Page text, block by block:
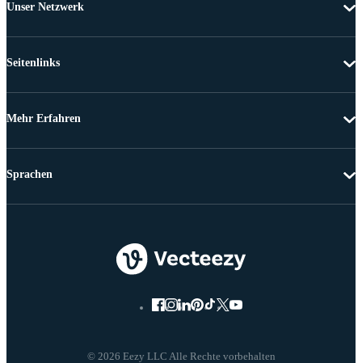
Unser Netzwerk
Seitenlinks
Mehr Erfahren
© 2026 Eezy LLC Alle Rechte vorbehalten
Sprachen